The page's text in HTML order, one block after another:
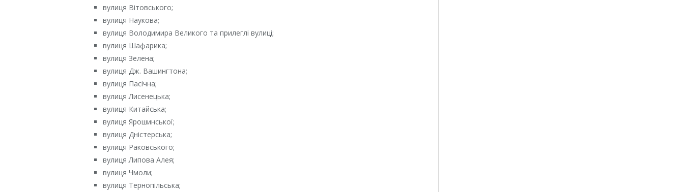
вулиця Вітовського;
вулиця Наукова;
вулиця Володимира Великого та прилеглі вулиці;
вулиця Шафарика;
вулиця Зелена;
вулиця Дж. Вашингтона;
вулиця Пасічна;
вулиця Лисенецька;
вулиця Китайська;
вулиця Ярошинської;
вулиця Дністерська;
вулиця Раковського;
вулиця Липова Алея;
вулиця Чмоли;
вулиця Тернопільська;